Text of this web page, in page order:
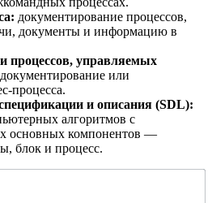
документирование процессов,
документы и информацию в
процессов, управляемых
документирование или
процесса.
и описания (SDL):
алгоритмов с
основных компонентов —
блок и процесс.